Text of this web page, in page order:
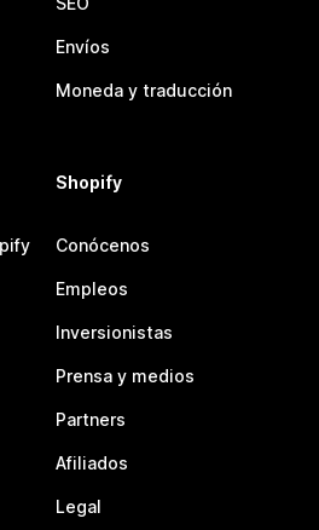
Envíos
Moneda y traducción
Shopify
Conócenos
Empleos
Inversionistas
Prensa y medios
Partners
Afiliados
Legal